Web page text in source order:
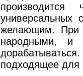
универсальных
желающим. При
народными, и
подходящее для